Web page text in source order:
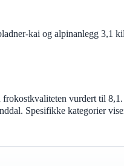
kai og alpinanlegg 3,1
frokostkvaliteten vurdert til 8,1.
Spesifikke kategorier